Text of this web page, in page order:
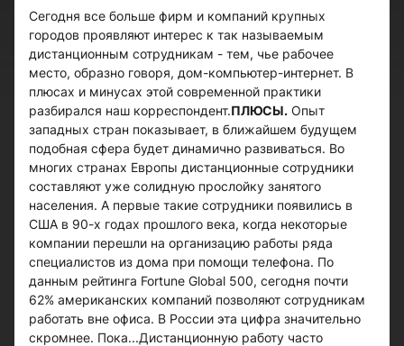
Сегодня все больше фирм и компаний крупных
городов проявляют интерес к так называемым
дистанционным сотрудникам - тем, чье рабочее
место, образно говоря, дом-компьютер-интернет. В
плюсах и минусах этой современной практики
разбирался наш корреспондент.ПЛЮСЫ. Опыт
западных стран показывает, в ближайшем будущем
подобная сфера будет динамично развиваться. Во
многих странах Европы дистанционные сотрудники
составляют уже солидную прослойку занятого
населения. А первые такие сотрудники появились в
США в 90-х годах прошлого века, когда некоторые
компании перешли на организацию работы ряда
специалистов из дома при помощи телефона. По
данным рейтинга Fortune Global 500, сегодня почти
62% американских компаний позволяют сотрудникам
работать вне офиса. В России эта цифра значительно
скромнее. Пока...Дистанционную работу часто